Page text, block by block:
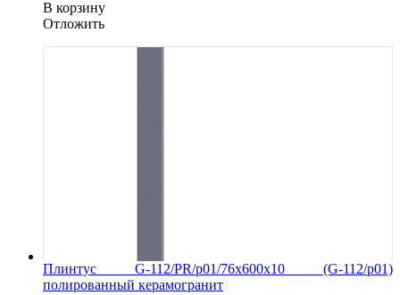
В корзину
Oтложить
Плинтус G-112/PR/p01/76x600x10 (G-112/p01)
полированный керамогранит